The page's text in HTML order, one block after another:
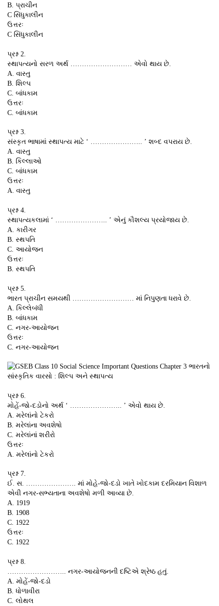
B. પ્રાચીન
C સિંધુકાલીન
ઉત્તરઃ
C સિંધુકાલીન
પ્રશ્ન 2.
સ્થાપત્યનો સરળ અર્થ ……………………… એવો થાય છે.
A. વાસ્તુ
B. શિલ્પ
C. બાંધકામ
ઉત્તરઃ
C. બાંધકામ
પ્રશ્ન 3.
સંસ્કૃત ભાષામાં સ્થાપત્ય માટે ‘ ………………….. ’ શબ્દ વપરાય છે.
A. વાસ્તુ
B. કિલ્લાઓ
C. બાંધકામ
ઉત્તરઃ
A. વાસ્તુ
પ્રશ્ન 4.
સ્થાપત્યકલામાં ‘ ………………….. ’ એનું કૌશલ્ય પ્રયોજાય છે.
A. કારીગર
B. સ્થપતિ
C. આયોજન
ઉત્તરઃ
B. સ્થપતિ
પ્રશ્ન 5.
ભારત પ્રાચીન સમયથી ……………………… માં નિપુણતા ધરાવે છે.
A. કિલ્લેબંધી
B. બાંધકામ
C. નગર-આયોજન
ઉત્તરઃ
C. નગર-આયોજન
પ્રશ્ન 6.
મોહેં-જો-દડોનો અર્થ ‘ ………………….. ’ એવો થાય છે.
A. મરેલાંનો ટેકરો
B. મરેલાંના અવશેષો
C. મરેલાંનાં શરીરો
ઉત્તરઃ
A. મરેલાંનો ટેકરો
પ્રશ્ન 7.
ઈ. સ. …………………. માં મોહે-જો-દડો ખાતે ખોદકામ દરમિયાન વિશાળ
એવી નગર-સભ્યતાના અવશેષો મળી આવ્યા છે.
A. 1919
B. 1908
C. 1922
ઉત્તરઃ
C. 1922
પ્રશ્ન 8.
…………………….. નગર-આયોજનની દષ્ટિએ શ્રેષ્ઠ હતું.
A. મોહેં-જો-દડો
B. ધોળાવીરા
C. લોથલ